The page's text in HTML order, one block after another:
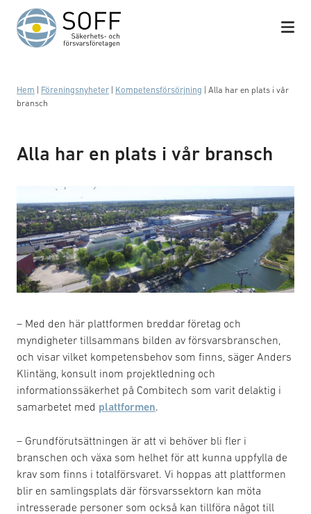
Hoppa till innehåll
Hem Föreningsnyheter Kompetensförsörjning
Alla har en plats i vår
bransch
Alla har en plats i vår bransch
– Med den här plattformen breddar företag och
myndigheter tillsammans bilden av försvarsbranschen,
och visar vilket kompetensbehov som finns, säger Anders
Klintäng, konsult inom projektledning och
informationssäkerhet på Combitech som varit delaktig i
samarbetet med plattformen.
– Grundförutsättningen är att vi behöver bli fler i
branschen och växa som helhet för att kunna uppfylla de
krav som finns i totalförsvaret. Vi hoppas att plattformen
blir en samlingsplats där försvarssektorn kan möta
intresserade personer som också kan tillföra något till